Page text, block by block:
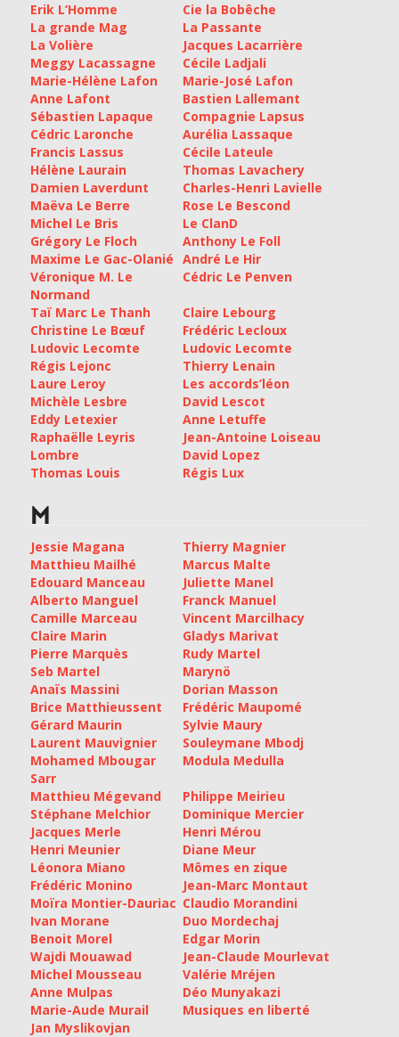
Erik L’Homme
Cie la Bobêche
La grande Mag
La Passante
La Volière
Jacques Lacarrière
Meggy Lacassagne
Cécile Ladjali
Marie-Hélène Lafon
Marie-José Lafon
Anne Lafont
Bastien Lallemant
Sébastien Lapaque
Compagnie Lapsus
Cédric Laronche
Aurélia Lassaque
Francis Lassus
Cécile Lateule
Hélène Laurain
Thomas Lavachery
Damien Laverdunt
Charles-Henri Lavielle
Maëva Le Berre
Rose Le Bescond
Michel Le Bris
Le ClanD
Grégory Le Floch
Anthony Le Foll
Maxime Le Gac-Olanié André Le Hir
Véronique M. Le
Normand
Cédric Le Penven
Taï Marc Le Thanh
Claire Lebourg
Christine Le Bœuf
Frédéric Lecloux
Ludovic Lecomte
Ludovic Lecomte
Régis Lejonc
Thierry Lenain
Laure Leroy
Les accords’léon
Michèle Lesbre
David Lescot
Eddy Letexier
Anne Letuffe
Raphaëlle Leyris
Jean-Antoine Loiseau
Lombre
David Lopez
Thomas Louis
Régis Lux
M
Jessie Magana
Thierry Magnier
Matthieu Mailhé
Marcus Malte
Edouard Manceau
Juliette Manel
Alberto Manguel
Franck Manuel
Camille Marceau
Vincent Marcilhacy
Claire Marin
Gladys Marivat
Pierre Marquès
Rudy Martel
Seb Martel
Marynö
Anaïs Massini
Dorian Masson
Brice Matthieussent
Frédéric Maupomé
Gérard Maurin
Sylvie Maury
Laurent Mauvignier
Souleymane Mbodj
Mohamed Mbougar
Sarr
Modula Medulla
Matthieu Mégevand
Philippe Meirieu
Stéphane Melchior
Dominique Mercier
Jacques Merle
Henri Mérou
Henri Meunier
Diane Meur
Léonora Miano
Mômes en zique
Frédéric Monino
Jean-Marc Montaut
Moïra Montier-Dauriac Claudio Morandini
Ivan Morane
Duo Mordechaj
Benoit Morel
Edgar Morin
Wajdi Mouawad
Jean-Claude Mourlevat
Michel Mousseau
Valérie Mréjen
Anne Mulpas
Déo Munyakazi
Marie-Aude Murail
Musiques en liberté
Jan Myslikovjan